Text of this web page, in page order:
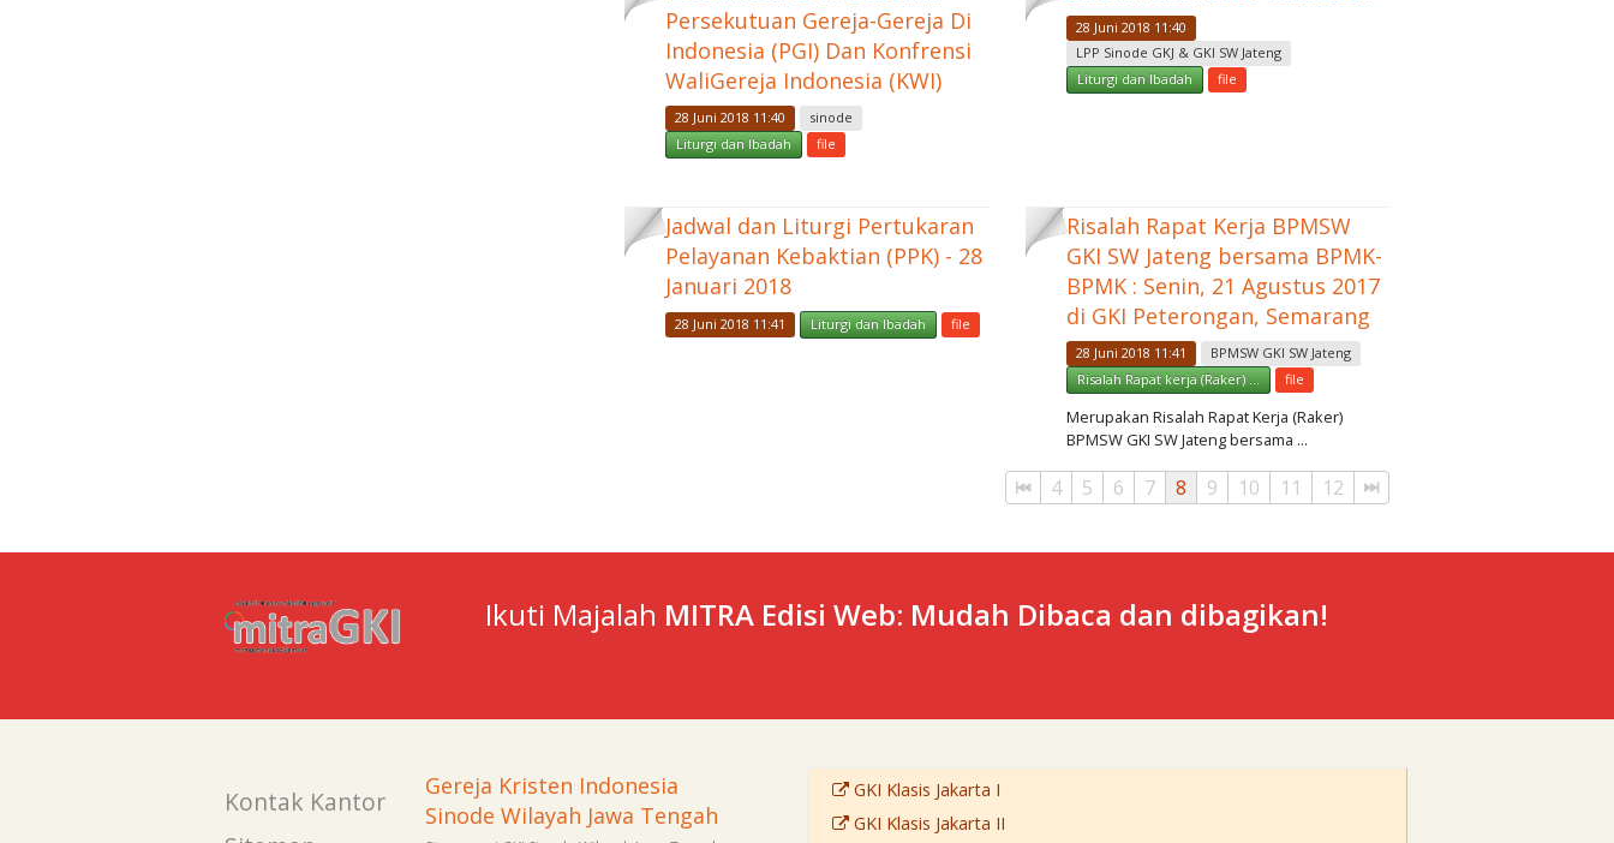
Persekutuan Gereja-Gereja Di
Indonesia (PGI) Dan Konfrensi
WaliGereja Indonesia (KWI)
28 Juni 2018 11:40
sinode
Liturgi dan Ibadah
file
28 Juni 2018 11:40
LPP Sinode GKJ & GKI SW Jateng
Liturgi dan Ibadah
file
Jadwal dan Liturgi Pertukaran
Pelayanan Kebaktian (PPK) - 28
Januari 2018
28 Juni 2018 11:41 Liturgi dan Ibadah file
Risalah Rapat Kerja BPMSW
GKI SW Jateng bersama BPMK-
BPMK : Senin, 21 Agustus 2017
di GKI Peterongan, Semarang
28 Juni 2018 11:41
BPMSW GKI SW Jateng
Risalah Rapat kerja (Raker) ...
file
Merupakan Risalah Rapat Kerja (Raker)
BPMSW GKI SW Jateng bersama ...
4 5 6 7 8 9 10 11 12
Ikuti Majalah MITRA Edisi Web: Mudah Dibaca dan dibagikan!
Kontak Kantor
Gereja Kristen Indonesia
Sinode Wilayah Jawa Tengah
GKI Klasis Jakarta I
GKI Klasis Jakarta II